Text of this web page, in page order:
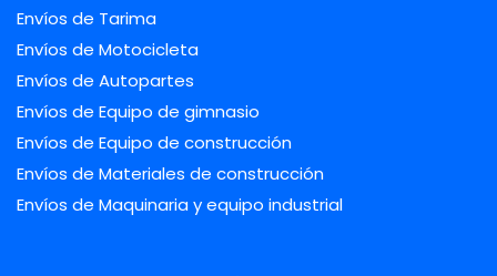
Envíos de Tarima
Envíos de Motocicleta
Envíos de Autopartes
Envíos de Equipo de gimnasio
Envíos de Equipo de construcción
Envíos de Materiales de construcción
Envíos de Maquinaria y equipo industrial